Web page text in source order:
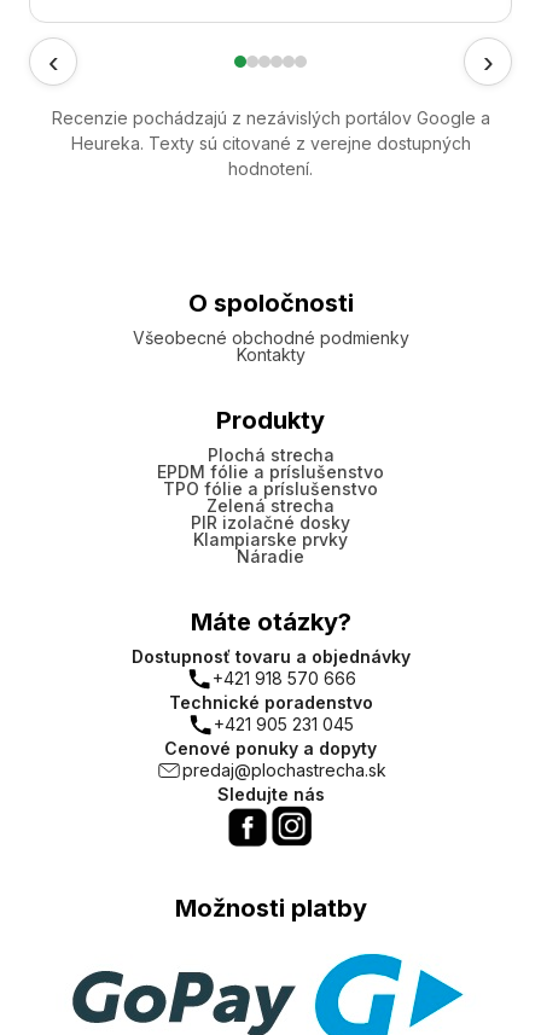
‹ ›
Recenzie pochádzajú z nezávislých portálov Google a
Heureka. Texty sú citované z verejne dostupných
hodnotení.
O spoločnosti
Všeobecné obchodné podmienky
Kontakty
Produkty
Plochá strecha
EPDM fólie a príslušenstvo
TPO fólie a príslušenstvo
Zelená strecha
PIR izolačné dosky
Klampiarske prvky
Náradie
Máte otázky?
Dostupnosť tovaru a objednávky
+421 918 570 666
Technické poradenstvo
+421 905 231 045
Cenové ponuky a dopyty
predaj@plochastrecha.sk
Sledujte nás
Možnosti platby